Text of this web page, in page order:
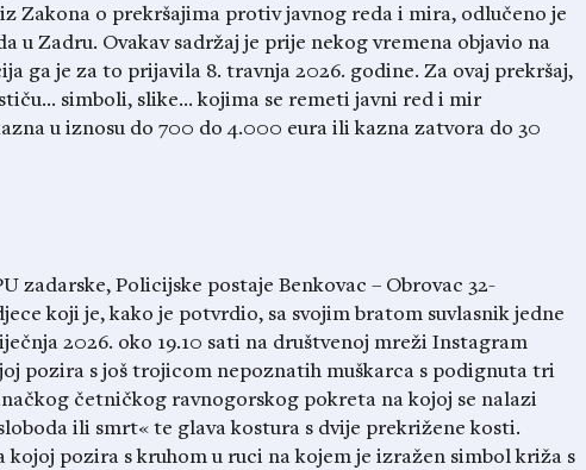
Zakona o prekršajima protiv javnog reda i mira, odlučeno je
u Zadru. Ovakav sadržaj je prije nekog vremena objavio na
ga je za to prijavila 8. travnja 2026. godine. Za ovaj prekršaj,
simboli, slike… kojima se remeti javni red i mir
u iznosu do 700 do 4.000 eura ili kazna zatvora do 30
zadarske, Policijske postaje Benkovac – Obrovac 32-
koji je, kako je potvrdio, sa svojim bratom suvlasnik jedne
2026. oko 19.10 sati na društvenoj mreži Instagram
pozira s još trojicom nepoznatih muškarca s podignuta tri
četničkog ravnogorskog pokreta na kojoj se nalazi
ili smrt« te glava kostura s dvije prekrižene kosti.
kojoj pozira s kruhom u ruci na kojem je izražen simbol križa s